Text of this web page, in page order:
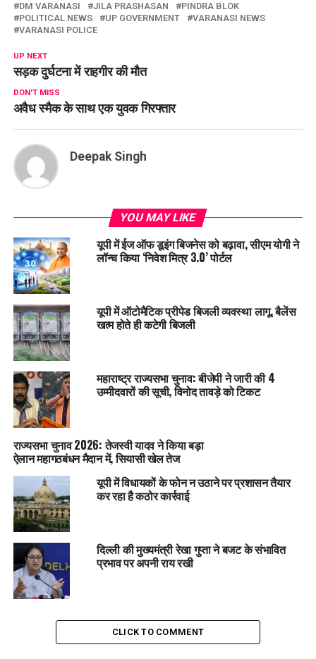
DM VARANASI
JILA PRASHASAN
PINDRA BLOK
POLITICAL NEWS
UP GOVERNMENT
VARANASI NEWS
VARANASI POLICE
UP NEXT
सड़क दुर्घटना में राहगीर की मौत
DON'T MISS
अवैध स्मैक के साथ एक युवक गिरफ्तार
Deepak Singh
YOU MAY LIKE
यूपी में ईज ऑफ डूइंग बिजनेस को बढ़ावा, सीएम योगी ने
लॉन्च किया ‘निवेश मित्र 3.0’ पोर्टल
यूपी में ऑटोमैटिक प्रीपेड बिजली व्यवस्था लागू, बैलेंस
खत्म होते ही कटेगी बिजली
महाराष्ट्र राज्यसभा चुनाव: बीजेपी ने जारी की 4
उम्मीदवारों की सूची, विनोद तावड़े को टिकट
राज्यसभा चुनाव 2026: तेजस्वी यादव ने किया बड़ा
ऐलान महागठबंधन मैदान में, सियासी खेल तेज
यूपी में विधायकों के फोन न उठाने पर प्रशासन तैयार
कर रहा है कठोर कार्रवाई
दिल्ली की मुख्यमंत्री रेखा गुप्ता ने बजट के संभावित
प्रभाव पर अपनी राय रखी
CLICK TO COMMENT